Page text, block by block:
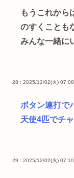
もうこれから
のすくことも
みんな一緒に
28 : 2025/12/02(火)
ボタン連打で
天使4匹でチ
29 : 2025/12/02(火)